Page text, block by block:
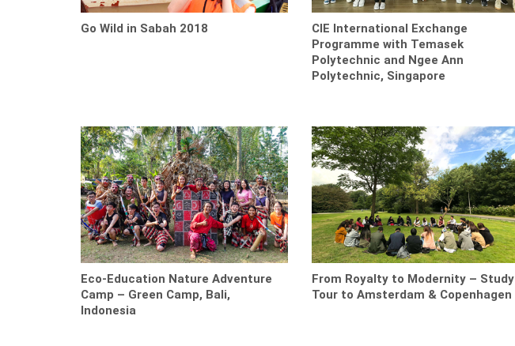
Go Wild in Sabah 2018
CIE International Exchange
Programme with Temasek
Polytechnic and Ngee Ann
Polytechnic, Singapore
Eco-Education Nature Adventure
Camp – Green Camp, Bali,
Indonesia
From Royalty to Modernity – Study
Tour to Amsterdam & Copenhagen